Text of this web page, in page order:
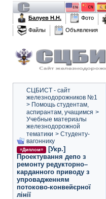
Балуев Н.Н.
Фото
Файлы
Объявления
СЦБИСТ - сайт
железнодорожников №1
> Помощь студентам,
аспирантам, учащимся >
Учебные материалы
железнодорожной
тематики > Студенту-
вагоннику
=Диплом=
[Укр.]
Проектування депо з
ремонту редукторно–
карданного приводу з
упровадженням
потоково-конвейєрної
лінії